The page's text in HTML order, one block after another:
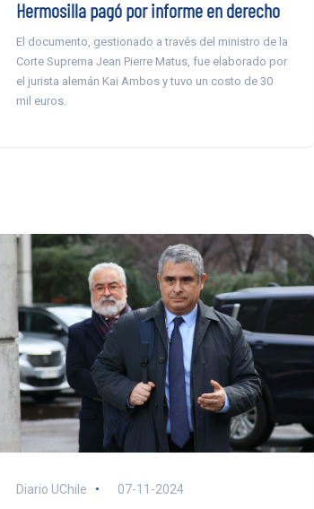
Hermosilla pagó por informe en derecho
El documento, gestionado a través del ministro de la
Corte Suprema Jean Pierre Matus, fue elaborado por
el jurista alemán Kai Ambos y tuvo un costo de 30
mil euros.
Diario UChile 07-11-2024